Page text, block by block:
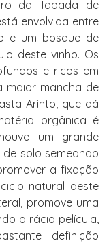
da Tapada de
envolvida entre
e um bosque de
deste vinho. Os
e ricos em
maior mancha de
Arinto, que dá
orgânica é
um grande
solo semeando
a fixação
natural deste
promove uma
o rácio película,
definição